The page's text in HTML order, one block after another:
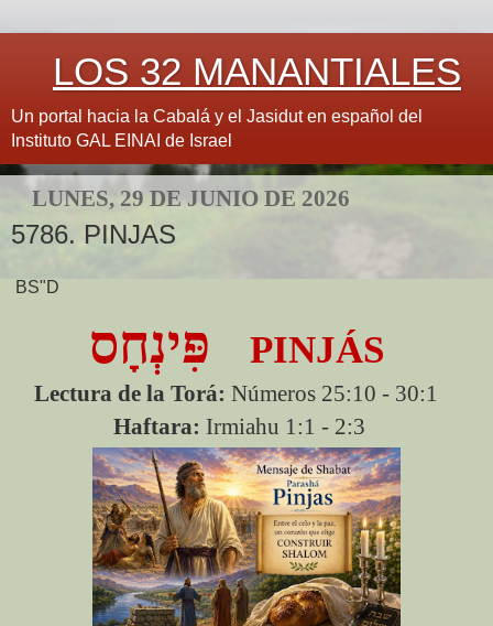
LOS 32 MANANTIALES
Un portal hacia la Cabalá y el Jasidut en español del
Instituto GAL EINAI de Israel
LUNES, 29 DE JUNIO DE 2026
5786. PINJAS
BS"D
PINJÁS פִּינְחָס
Lectura de la Torá:Números 25:10 - 30:1
Haftara: Irmiahu 1:1 - 2:3